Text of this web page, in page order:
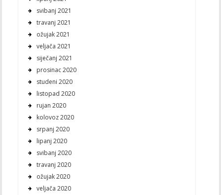
svibanj 2021
travanj 2021
ožujak 2021
veljača 2021
siječanj 2021
prosinac 2020
studeni 2020
listopad 2020
rujan 2020
kolovoz 2020
srpanj 2020
lipanj 2020
svibanj 2020
travanj 2020
ožujak 2020
veljača 2020